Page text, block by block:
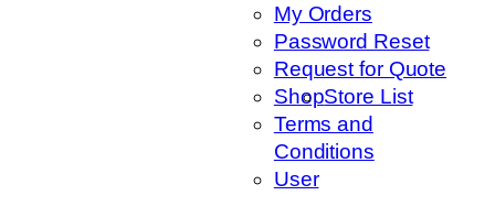
My Orders
Password Reset
Request for Quote
ShopStore List
Terms and
Conditions
User